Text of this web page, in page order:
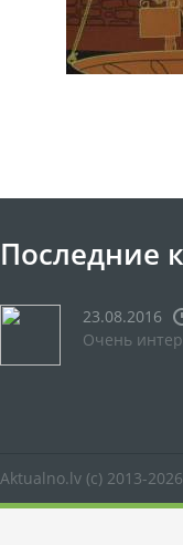
Последние
23.08.2016
Очень
Aktualno.lv (c) 2013-